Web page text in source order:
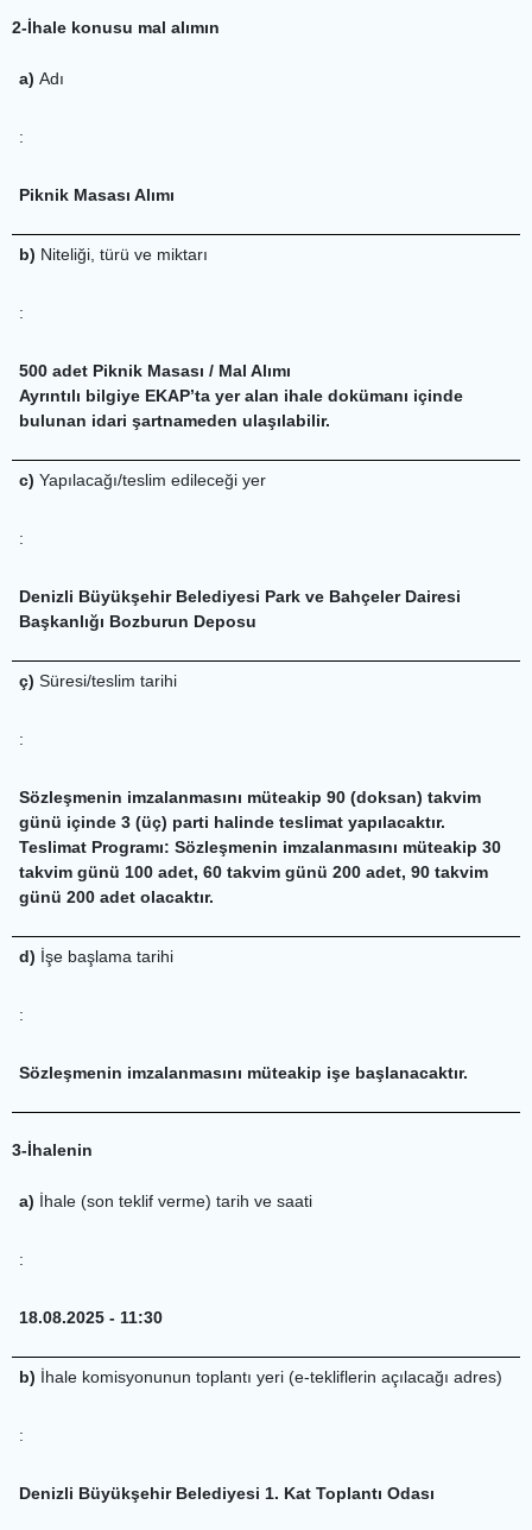
2-İhale konusu mal alımın
a) Adı
:
Piknik Masası Alımı
b) Niteliği, türü ve miktarı
:
500 adet Piknik Masası / Mal Alımı
Ayrıntılı bilgiye EKAP’ta yer alan ihale dokümanı içinde
bulunan idari şartnameden ulaşılabilir.
c) Yapılacağı/teslim edileceği yer
:
Denizli Büyükşehir Belediyesi Park ve Bahçeler Dairesi
Başkanlığı Bozburun Deposu
ç) Süresi/teslim tarihi
:
Sözleşmenin imzalanmasını müteakip 90 (doksan) takvim
günü içinde 3 (üç) parti halinde teslimat yapılacaktır.
Teslimat Programı: Sözleşmenin imzalanmasını müteakip 30
takvim günü 100 adet, 60 takvim günü 200 adet, 90 takvim
günü 200 adet olacaktır.
d) İşe başlama tarihi
:
Sözleşmenin imzalanmasını müteakip işe başlanacaktır.
3-İhalenin
a) İhale (son teklif verme) tarih ve saati
:
18.08.2025 - 11:30
b) İhale komisyonunun toplantı yeri (e-tekliflerin açılacağı adres)
:
Denizli Büyükşehir Belediyesi 1. Kat Toplantı Odası